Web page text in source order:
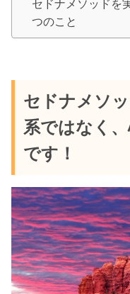
セドナメソッドを
つのこと
セドナメソ
系ではなく
です！